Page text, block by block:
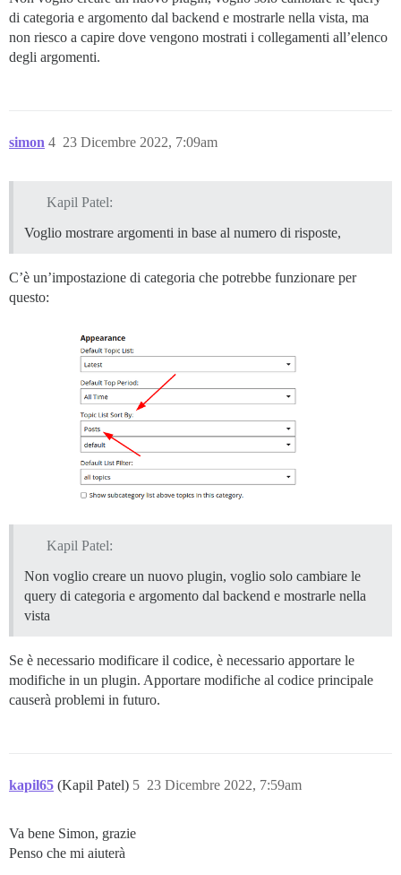
di categoria e argomento dal backend e mostrarle nella vista, ma
non riesco a capire dove vengono mostrati i collegamenti all’elenco
degli argomenti.
simon 23 Dicembre 2022, 7:09am
4
Kapil Patel:
Voglio mostrare argomenti in base al numero di risposte,
C’è un’impostazione di categoria che potrebbe funzionare per
questo:
Kapil Patel:
Non voglio creare un nuovo plugin, voglio solo cambiare le
query di categoria e argomento dal backend e mostrarle nella
vista
Se è necessario modificare il codice, è necessario apportare le
modifiche in un plugin. Apportare modifiche al codice principale
causerà problemi in futuro.
kapil65 (Kapil Patel) 23 Dicembre 2022, 7:59am
5
Va bene Simon, grazie
Penso che mi aiuterà